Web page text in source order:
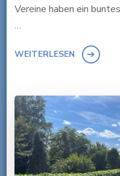
Vereine haben ein
…
WEITERLESEN